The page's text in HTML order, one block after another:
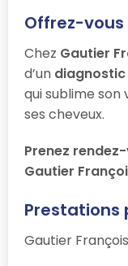
Offrez-
Chez Gautier
d’un
qui sublime
ses cheveux.
Prenez
Gautier
Prestations
Gautier